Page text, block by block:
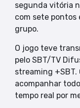
segunda vitória
com sete pontos
grupo.
O jogo teve
pelo SBT/TV
streaming +SBT.
acompanhar
tempo real por